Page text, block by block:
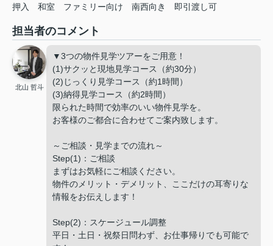
押入 和室 ファミリー向け 南西向き 即引渡し可
担当者のコメント
北山 哲斗
▼3つの物件見学ツアーをご用意！
(1)サクッと現地見学コース（約30分）
(2)じっくり見学コース（約1時間）
(3)納得見学コース（約2時間）
限られた時間で効率のいい物件見学を。
お客様のご都合に合わせてご案内致します。
～ご相談・見学までの流れ～
Step(1)：ご相談
まずはお気軽にご相談ください。
物件のメリット・デメリット、ここだけの耳寄りな
情報をお伝えします！
Step(2)：スケージュール調整
平日・土日・祝祭日問わず、お仕事帰りでも可能で